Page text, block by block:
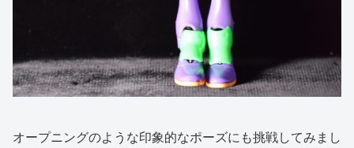
オープニングのような印象的なポーズにも挑戦してみまし